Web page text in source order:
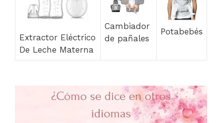
Extractor Eléctrico
De Leche Materna
Cambiador
de pañales
Potabebés